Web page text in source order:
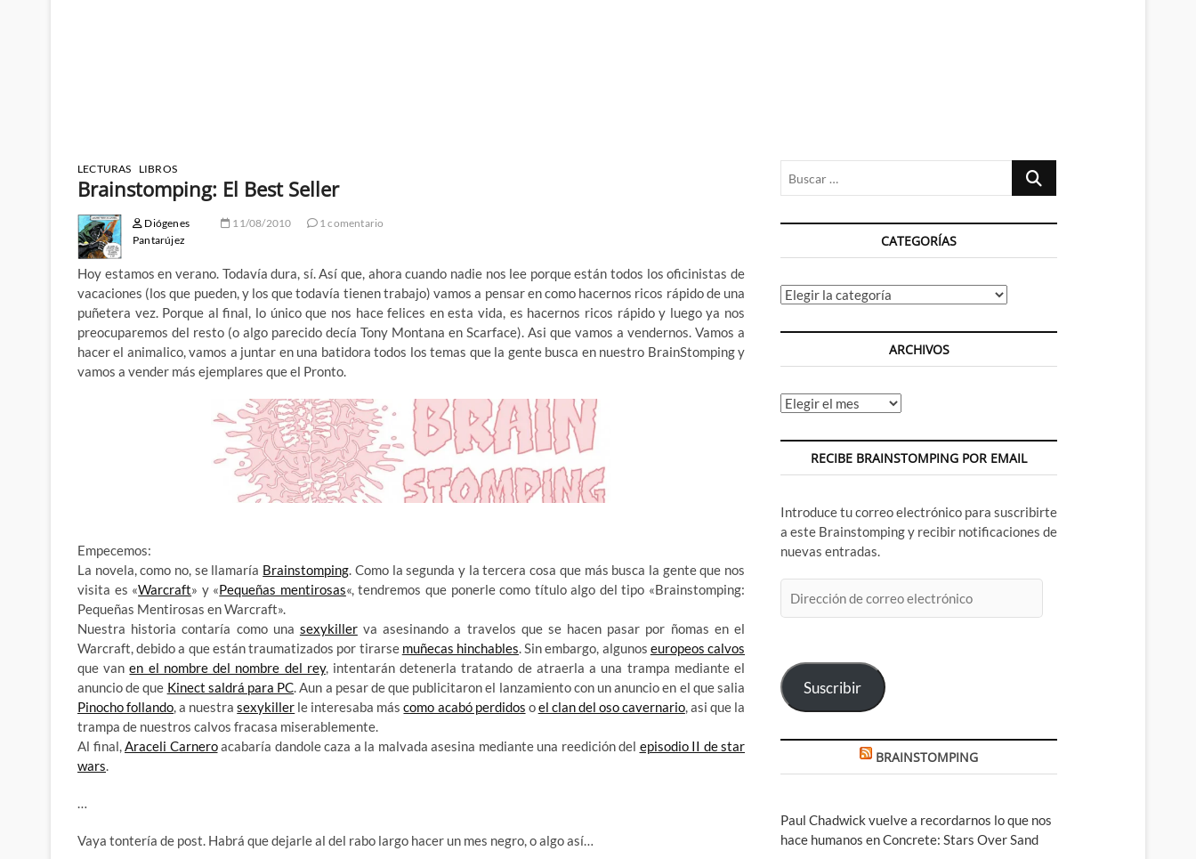
LECTURAS LIBROS
Brainstomping: El Best Seller
Diógenes
Pantarújez
11/08/2010 1 comentario
Hoy estamos en verano. Todavía dura, sí. Así que, ahora cuando nadie nos lee porque están todos los oficinistas de
vacaciones (los que pueden, y los que todavía tienen trabajo) vamos a pensar en como hacernos ricos rápido de una
puñetera vez. Porque al final, lo único que nos hace felices en esta vida, es hacernos ricos rápido y luego ya nos
preocuparemos del resto (o algo parecido decía Tony Montana en Scarface). Asi que vamos a vendernos. Vamos a
hacer el animalico, vamos a juntar en una batidora todos los temas que la gente busca en nuestro BrainStomping y
vamos a vender más ejemplares que el Pronto.
Empecemos:
La novela, como no, se llamaría Brainstomping. Como la segunda y la tercera cosa que más busca la gente que nos
visita es «Warcraft» y «Pequeñas mentirosas«, tendremos que ponerle como título algo del tipo «Brainstomping:
Pequeñas Mentirosas en Warcraft».
Nuestra historia contaría como una sexykillerva asesinando a travelos que se hacen pasar por ñomas en el
Warcraft, debido a que están traumatizados por tirarse muñecas hinchables. Sin embargo, algunos europeos calvos
que vanen el nombre del nombre del rey, intentarán detenerla tratando de atraerla a una trampa mediante el
anuncio de que Kinect saldrá para PC. Aun a pesar de que publicitaron el lanzamiento con un anuncio en el que salia
Pinocho follando, a nuestrasexykiller le interesaba máscomo acabó perdidos oel clan del oso cavernario, asi que la
trampa de nuestros calvos fracasa miserablemente.
Al final,Araceli Carneroacabaría dandole caza a la malvada asesina mediante una reedición del episodio II de star
wars.
…
Vaya tontería de post. Habrá que dejarle al del rabo largo hacer un mes negro, o algo así…
Buscar
CATEGORÍAS
Categorías
ARCHIVOS
Archivos
RECIBE BRAINSTOMPING POR EMAIL
Introduce tu correo electrónico para suscribirte
a este Brainstomping y recibir notificaciones de
nuevas entradas.
de
Suscribir
BRAINSTOMPING
Paul Chadwick vuelve a recordarnos lo que nos
hace humanos en Concrete: Stars Over Sand